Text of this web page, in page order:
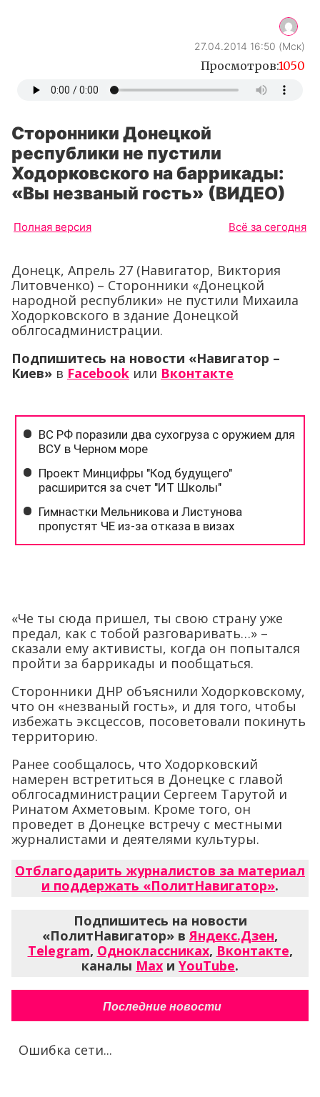
Сторонники Донецкой
республики не пустили
«Вы незваный гость» (ВИДЕО)
Полная версия
Донецк, Апрель 27 (Навигатор, Виктория
народной республики» не пустили Михаила
облгосадминистрации.
Подпишитесь на новости «Навигатор –
Киев»вFacebookилиВконтакте
«Че ты сюда пришел, ты свою страну уже
Сторонники ДНР объяснили Ходорковскому,
что он «незваный гость», и для того, чтобы
избежать эксцессов, посоветовали покинуть
территорию.
Ранее сообщалось, что Ходорковский
намерен встретиться в Донецке с главой
облгосадминистрации Сергеем Тарутой и
Ринатом Ахметовым. Кроме того, он
проведет в Донецке встречу с местными
журналистами и деятелями культуры.
Отблагодарить журналистов за материал
и поддержать «ПолитНавигатор».
Подпишитесь на новости
«ПолитНавигатор» вЯндекс.Дзен,
Telegram,Одноклассниках,Вконтакте,
каналыMaxиYouTube.
Последние новости